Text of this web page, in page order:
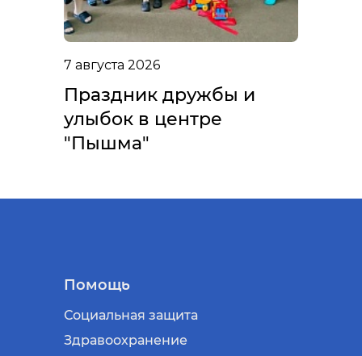
7 августа 2026
Праздник дружбы и
улыбок в центре
"Пышма"
Помощь
Социальная защита
Здравоохранение